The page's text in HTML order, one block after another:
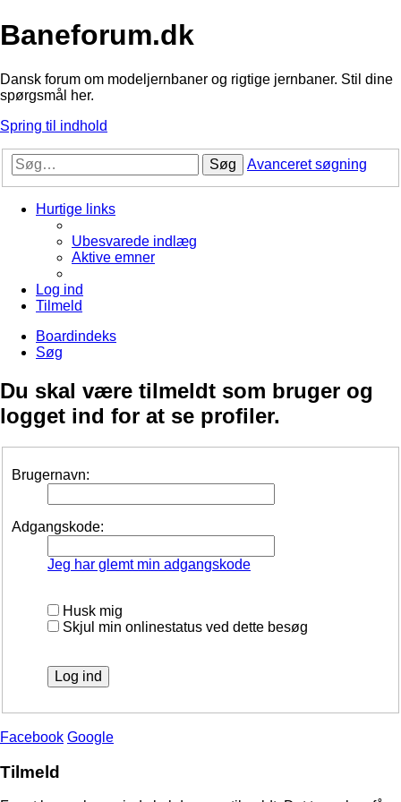
Baneforum.dk
Dansk forum om modeljernbaner og rigtige jernbaner. Stil dine
spørgsmål her.
Spring til indhold
Søg Avanceret søgning
Hurtige links
Ubesvarede indlæg
Aktive emner
Log ind
Tilmeld
Boardindeks
Søg
Du skal være tilmeldt som bruger og
logget ind for at se profiler.
Brugernavn:
Adgangskode:
Jeg har glemt min adgangskode
Husk mig
Skjul min onlinestatus ved dette besøg
Facebook Google
Tilmeld